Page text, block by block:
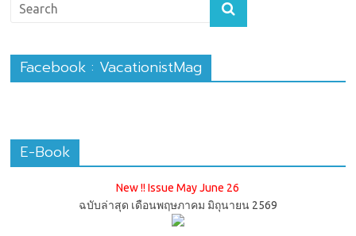
Facebook : VacationistMag
E-Book
New !! Issue May June 26
ฉบับล่าสุด เดือนพฤษภาคม มิถุนายน 2569